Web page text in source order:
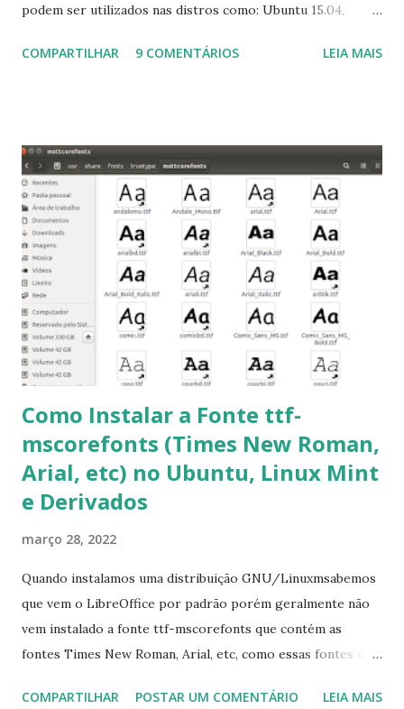
podem ser utilizados nas distros como: Ubuntu 15.04,
Linux Mint 17, Pinguy OS 14.04, Elementary OS 0.3, Deepin
para usuários iniciantes... 1- Atualizar a lista de pacotes: $
sudo apt-get update 2- Atualizar toda a distro: $ sudo apt-
get -f dist-upgrade ou update-manager -d -c 3- Instalar
pacotes: $ sudo apt-get install [nome do pacote] 4-
Procurar arquivos corrompidos: $ sudo apt-get check 5-
Corrigir problemas de dependências, concluir instalação de
pacotes pendentes e outros erros: $ sudo apt-get -f install
6- Se o comando sudo apt-get -f install nã...
COMPARTILHAR 9 COMENTÁRIOS LEIA MAIS
Como Instalar a Fonte ttf-
mscorefonts (Times New Roman,
Arial, etc) no Ubuntu, Linux Mint
e Derivados
março 28, 2022
Quando instalamos uma distribuição GNU/Linuxmsabemos
que vem o LibreOffice por padrão porém geralmente não
vem instalado a fonte ttf-mscorefonts que contém as
fontes Times New Roman, Arial, etc, como essas fontes são
a Associação Brasileira de Normas Técnicas (ABNT), exige
COMPARTILHAR POSTAR UM COMENTÁRIO LEIA MAIS